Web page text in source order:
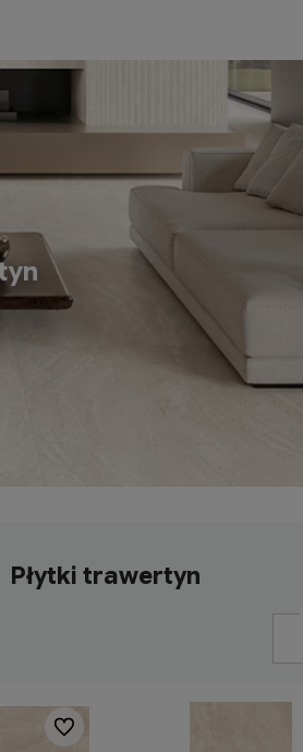
Płytki trawertyn
Do ulubionych